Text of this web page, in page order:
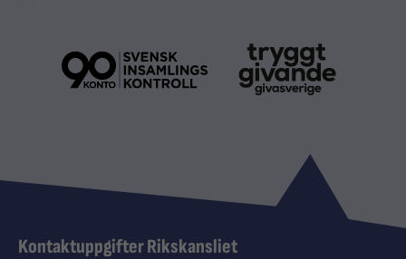
Kontaktuppgifter Rikskansliet